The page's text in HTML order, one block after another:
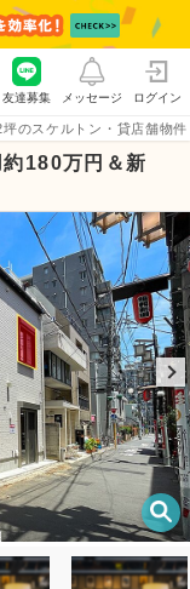
のスケルトン・貸店舗物
友達募集 メッセージ ログイン
180万円＆新